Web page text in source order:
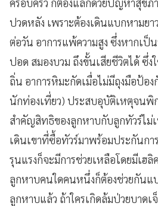
ปวดหลัง เพราะต้องเดินแบกหามยา
ต่อวัน อาการแพ้ความสูง ซึ่งหากเป็
ปอด สมองบวม ถึงขั้นเสียชีวิตได้ ซึ่ง
ถิ่น อาการหิมะกัดเมื่อไม่มีถุงมือป้อง
นักท่องเที่ยว) ประสบอุบัติเหตุจนพิ
สำคัญสิทธิของลูกหาบกับลูกทัวร์ไม่
เดินเขาที่ซื้อทัวร์มาพร้อมประกันกา
รุนแรงก็จะมีการช่วยเหลือโดยมีเฮ
ลูกหาบคนใดคนหนึ่งก็ต้องช่วยกัน
ลูกหาบแล้ว ถ้าใครเกิดล้มป่วยบาดเ